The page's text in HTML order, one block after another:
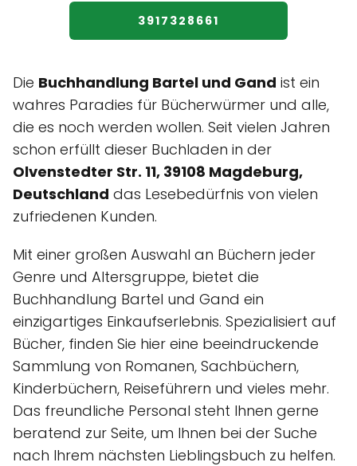
3917328661
Die Buchhandlung Bartel und Gand ist ein
wahres Paradies für Bücherwürmer und alle,
die es noch werden wollen. Seit vielen Jahren
schon erfüllt dieser Buchladen in der
Olvenstedter Str. 11, 39108 Magdeburg,
Deutschland das Lesebedürfnis von vielen
zufriedenen Kunden.
Mit einer großen Auswahl an Büchern jeder
Genre und Altersgruppe, bietet die
Buchhandlung Bartel und Gand ein
einzigartiges Einkaufserlebnis. Spezialisiert auf
Bücher, finden Sie hier eine beeindruckende
Sammlung von Romanen, Sachbüchern,
Kinderbüchern, Reiseführern und vieles mehr.
Das freundliche Personal steht Ihnen gerne
beratend zur Seite, um Ihnen bei der Suche
nach Ihrem nächsten Lieblingsbuch zu helfen.